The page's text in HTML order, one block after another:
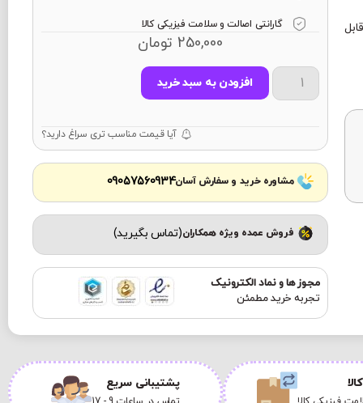
قابل
گارانتی اصالت و سلامت فیزیکی کالا
250,000 تومان
افزودن به سبد خرید
آیا قیمت مناسب تری سراغ دارید؟
مشاوره خرید و سفارش آسان09057560934
فروش عمده ویژه همکاران(تماس بگیرید)
مجوز ها و نماد الکترونیک
تجربه خرید مطمئن
پشتیبانی سریع